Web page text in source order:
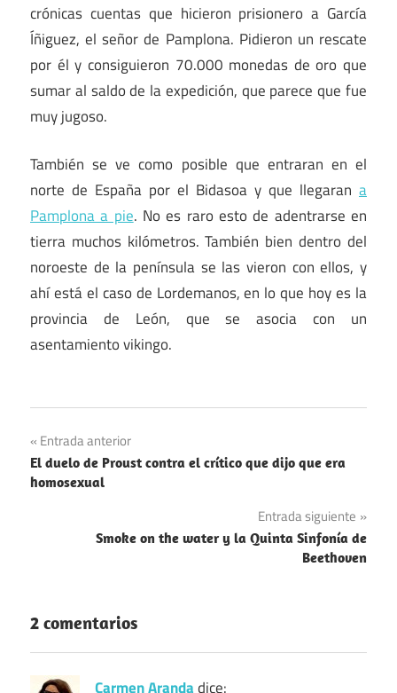
crónicas cuentas que hicieron prisionero a García
Íñiguez, el señor de Pamplona. Pidieron un rescate
por él y consiguieron 70.000 monedas de oro que
sumar al saldo de la expedición, que parece que fue
muy jugoso.
También se ve como posible que entraran en el
norte de España por el Bidasoa y que llegaran a
Pamplona a pie. No es raro esto de adentrarse en
tierra muchos kilómetros. También bien dentro del
noroeste de la península se las vieron con ellos, y
ahí está el caso de Lordemanos, en lo que hoy es la
provincia de León, que se asocia con un
asentamiento vikingo.
Vikingos
Navegación
de
Entrada anterior
El duelo de Proust contra el crítico que dijo que era
homosexual
Entrada siguiente
Smoke on the water y la Quinta Sinfonía de
Beethoven
2 comentarios
Carmen Arandadice: